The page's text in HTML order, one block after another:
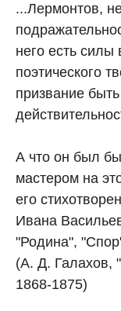
...Лермонтов,
него есть
поэтического
призвание
А что он был
мастером на
его
Ивана
"Родина",
(А. Д. Галахов,
1868-1875)